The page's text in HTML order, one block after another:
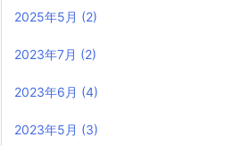
2025年5月 (2)
2023年7月 (2)
2023年6月 (4)
2023年5月 (3)